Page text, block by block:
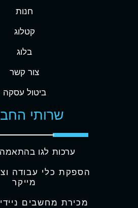
חנות
קטלוג
בלוג
צור קשר
ביטול עסקה
שרותי
ערכות לגו
הספקת כלי עבודה
מייקר
מכירת מחשבים